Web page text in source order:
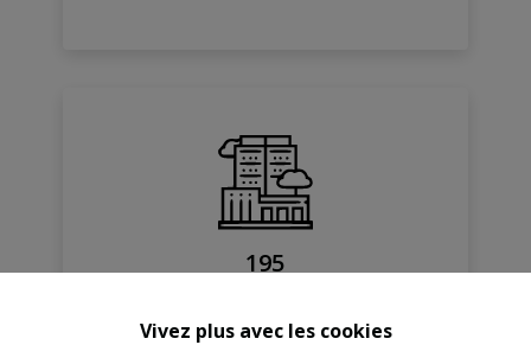
Vivez plus avec les cookies
195